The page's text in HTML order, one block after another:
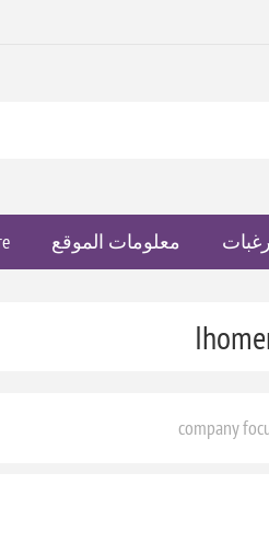
معلومات الموقع
company